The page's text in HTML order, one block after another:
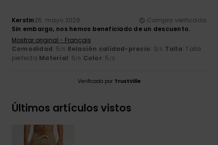
Kerstin26. mayo 2026
Compra verificada
Sin embargo, nos hemos beneficiado de un descuento.
Mostrar original - Français
Comodidad: 5/5 Relación calidad-precio: 3/5 Talla: Talla
perfecta Material: 5/5 Color: 5 /5
Verificado por TrustVille
Últimos artículos vistos